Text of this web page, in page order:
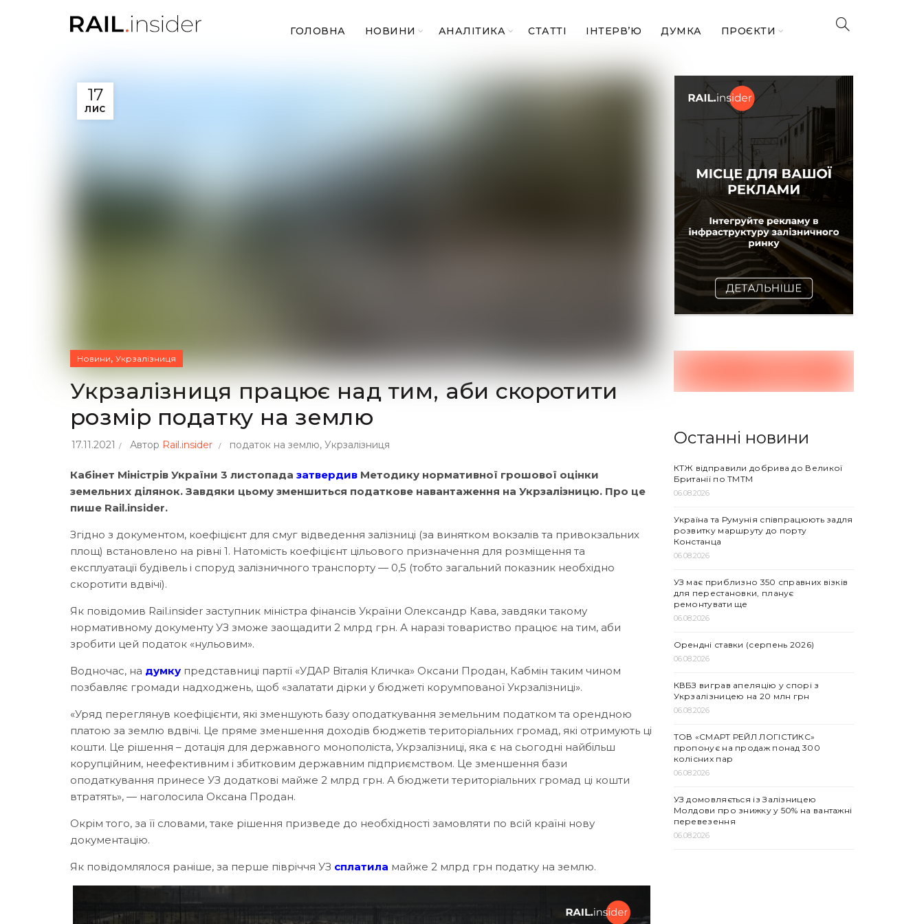
ГОЛОВНА НОВИНИ АНАЛІТИКА СТАТТІ ІНТЕРВ’Ю ДУМКА ПРОЄКТИ
17
ЛИС
Новини, Укрзалізниця
Укрзалізниця працює над тим, аби скоротити
розмір податку на землю
17.11.2021 Автор Rail.insider податок на землю, Укрзалізниця
Кабінет Міністрів України 3 листопада затвердив Методику нормативної грошової оцінки
земельних ділянок. Завдяки цьому зменшиться податкове навантаження на Укрзалізницю. Про це
пише Rail.insider.
Згідно з документом, коефіцієнт для смуг відведення залізниці (за винятком вокзалів та привокзальних
площ) встановлено на рівні 1. Натомість коефіцієнт цільового призначення для розміщення та
експлуатації будівель і споруд залізничного транспорту — 0,5 (тобто загальний показник необхідно
скоротити вдвічі).
Як повідомив Rail.insider заступник міністра фінансів України Олександр Кава, завдяки такому
нормативному документу УЗ зможе заощадити 2 млрд грн. А наразі товариство працює на тим, аби
зробити цей податок «нульовим».
Водночас, на думку представниці партії «УДАР Віталія Кличка» Оксани Продан, Кабмін таким чином
позбавляє громади надходжень, щоб «залатати дірки у бюджеті корумпованої Укрзалізниці».
«Уряд переглянув коефіцієнти, які зменшують базу оподаткування земельним податком та орендною
платою за землю вдвічі. Це пряме зменшення доходів бюджетів територіальних громад, які отримують ці
кошти. Це рішення – дотація для державного монополіста, Укрзалізниці, яка є на сьогодні найбільш
корупційним, неефективним і збитковим державним підприємством. Це зменшення бази
оподаткування принесе УЗ додаткові майже 2 млрд грн. А бюджети територіальних громад ці кошти
втратять», — наголосила Оксана Продан.
Окрім того, за її словами, таке рішення призведе до необхідності замовляти по всій країні нову
документацію.
Як повідомлялося раніше, за перше півріччя УЗ сплатила майже 2 млрд грн податку на землю.
Останні новини
КТЖ відправили добрива до Великої
Британії по ТМТМ
06.08.2026
Україна та Румунія співпрацюють задля
розвитку маршруту до порту
Констанца
06.08.2026
УЗ має приблизно 350 справних візків
для перестановки, планує
ремонтувати ще
06.08.2026
Орендні ставки (серпень 2026)
06.08.2026
КВБЗ виграв апеляцію у спорі з
Укрзалізницею на 20 млн грн
06.08.2026
ТОВ «СМАРТ РЕЙЛ ЛОГІСТИКС»
пропонує на продаж понад 300
колісних пар
06.08.2026
УЗ домовляється із Залізницею
Молдови про знижку у 50% на вантажні
перевезення
06.08.2026